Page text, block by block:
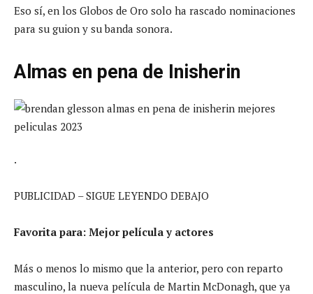
Eso sí, en los Globos de Oro solo ha rascado nominaciones
para su guion y su banda sonora.
Almas en pena de Inisherin
.
PUBLICIDAD – SIGUE LEYENDO DEBAJO
Favorita para: Mejor película y actores
Más o menos lo mismo que la anterior, pero con reparto
masculino, la nueva película de Martin McDonagh, que ya